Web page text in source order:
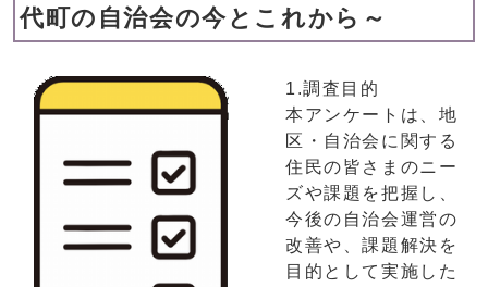
代町の自治会の今とこれから～
1.調査目的
本アンケートは、地
区・自治会に関する
住民の皆さまのニー
ズや課題を把握し、
今後の自治会運営の
改善や、課題解決を
目的として実施した